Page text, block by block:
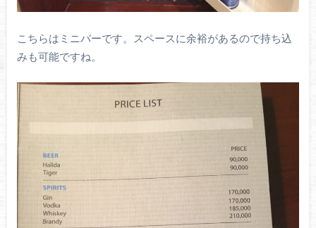
こちらはミニバーです。スペースに余裕があるので持ち込
みも可能ですね。